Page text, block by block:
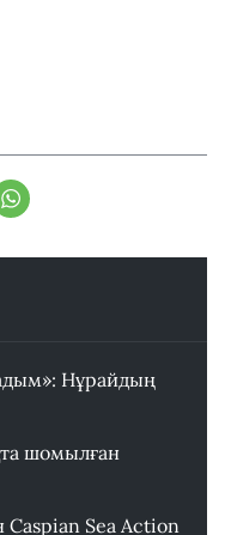
Нұрайдың
шомылған
Caspian Sea Action